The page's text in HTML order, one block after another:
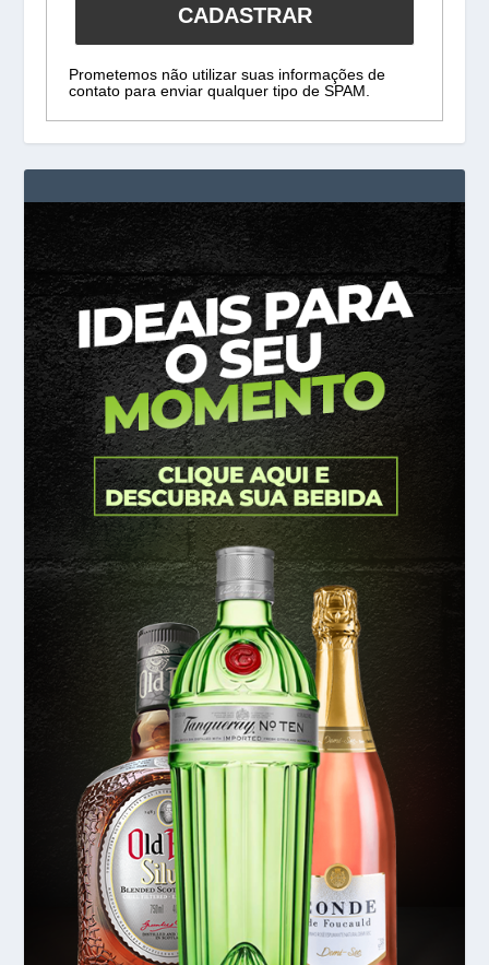
CADASTRAR
Prometemos não utilizar suas informações de
contato para enviar qualquer tipo de SPAM.